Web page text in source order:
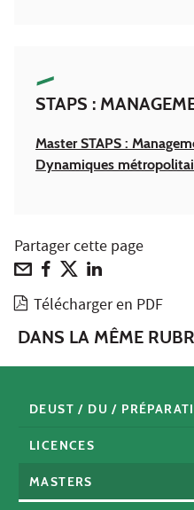
STAPS :
Master STAPS :
Dynamiques
Partager cette page
Télécharger en PDF
DANS LA MÊME
DEUST / DU /
LICENCES
MASTERS